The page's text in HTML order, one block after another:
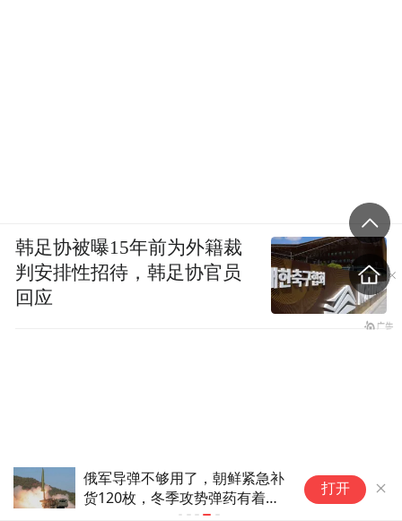
俄军导弹不够用了，朝鲜紧急补
货120枚，冬季攻势弹药有着落
打开
韩足协被曝15年前为外籍裁
判安排性招待，韩足协官员
回应